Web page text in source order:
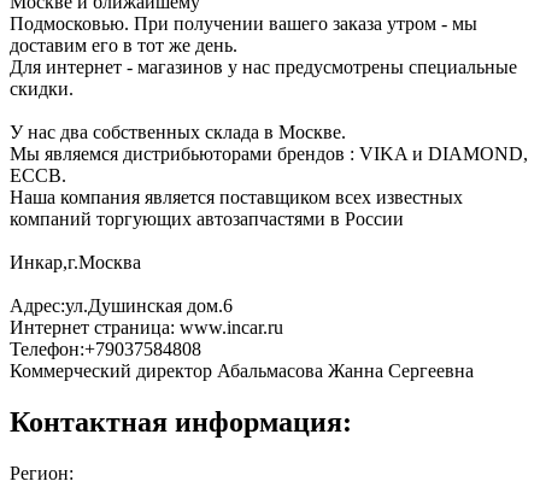
Подмосковью. При получении вашего заказа утром - мы
доставим его в тот же день.
Для интернет - магазинов у нас предусмотрены специальные
скидки.
У нас два собственных склада в Москве.
Мы являемся дистрибьюторами брендов : VIKA и DIAMOND,
ECCB.
Наша компания является поставщиком всех известных
компаний торгующих автозапчастями в России
Инкар,г.Москва
Адрес:ул.Душинская дом.6
Интернет страница: www.incar.ru
Телефон:+79037584808
Коммерческий директор Абальмасова Жанна Сергеевна
Контактная информация:
Регион: